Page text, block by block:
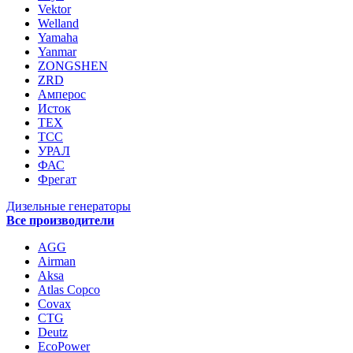
Vektor
Welland
Yamaha
Yanmar
ZONGSHEN
ZRD
Амперос
Исток
ТЕХ
ТСС
УРАЛ
ФАС
Фрегат
Дизельные генераторы
Все производители
AGG
Airman
Aksa
Atlas Copco
Covax
CTG
Deutz
EcoPower